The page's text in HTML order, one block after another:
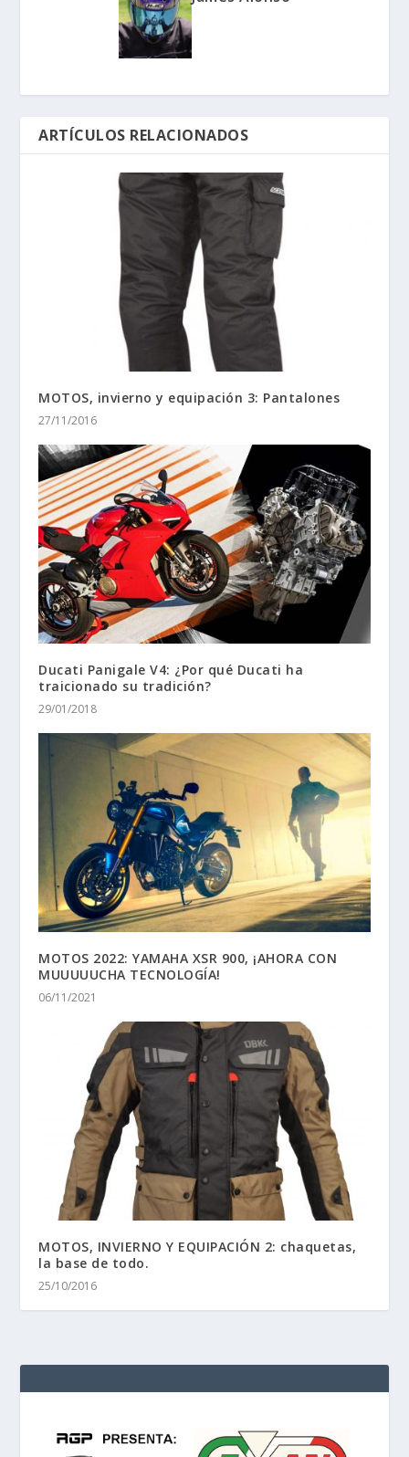
ARTÍCULOS RELACIONADOS
MOTOS, invierno y equipación 3: Pantalones
27/11/2016
Ducati Panigale V4: ¿Por qué Ducati ha
traicionado su tradición?
29/01/2018
MOTOS 2022: YAMAHA XSR 900, ¡AHORA CON
MUUUUUCHA TECNOLOGÍA!
06/11/2021
MOTOS, INVIERNO Y EQUIPACIÓN 2: chaquetas,
la base de todo.
25/10/2016